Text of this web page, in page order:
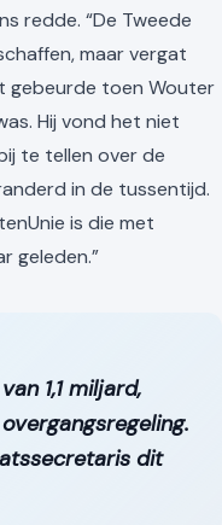
redde. “De Tweede
maar vergat
gebeurde toen Wouter
Hij vond het niet
te tellen over de
in de tussentijd.
is die met
geleden.”
1,1 miljard,
dit